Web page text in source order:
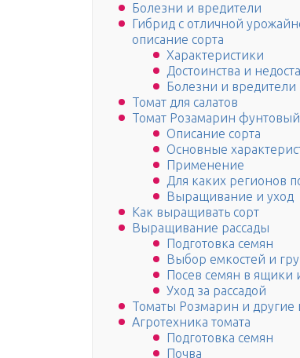
Болезни и вредители
Гибрид с отличной
описание сорта
Характеристики
Достоинства и
Болезни и вредители
Томат для салатов
Томат Розамарин
Описание сорта
Основные
Применение
Для каких регионов
Выращивание и уход
Как выращивать сорт
Выращивание рассады
Подготовка семян
Выбор емкостей и
Посев семян в ящики
Уход за рассадой
Томаты Розмарин и другие
Агротехника томата
Подготовка семян
Почва